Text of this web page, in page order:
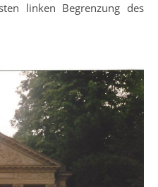
linken Begrenzung des